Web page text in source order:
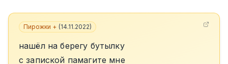
Пирожки + (14.11.2022)
нашёл на берегу бутылку
с запиской памагите мне